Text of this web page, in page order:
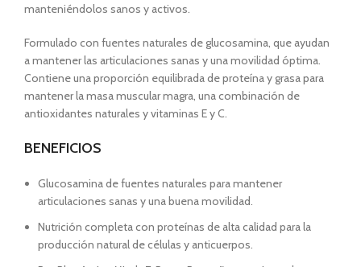
manteniéndolos sanos y activos.
Formulado con fuentes naturales de glucosamina, que ayudan
a mantener las articulaciones sanas y una movilidad óptima.
Contiene una proporción equilibrada de proteína y grasa para
mantener la masa muscular magra, una combinación de
antioxidantes naturales y vitaminas E y C.
BENEFICIOS
Glucosamina de fuentes naturales para mantener
articulaciones sanas y una buena movilidad.
Nutrición completa con proteínas de alta calidad para la
producción natural de células y anticuerpos.